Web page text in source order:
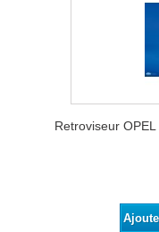
Retroviseur OPEL